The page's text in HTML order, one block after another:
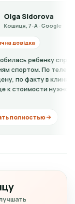
Google
★★
справка-допуск к
телефону говорили
клинике оказалось,
нужно добавить